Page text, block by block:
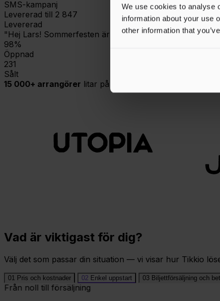
We use cookies to analyse
information about your use
other information that
SMS-kampanj
Levererad till 2 847
Levererad
"Hej Lars! Sommerfesten är snart slutsåld — säkra din
98%
Öppnad
231
Sålt
15 000+ arrangörer litar på Tikkio — från lokala körer
Vad är viktigast för dig?
Välj det som passar din situation — vi visar hur Tikkio
01 Pris och kostnader 02 Enkel uppstart 03 Biljettförsäljning och
Från noll till försäljning